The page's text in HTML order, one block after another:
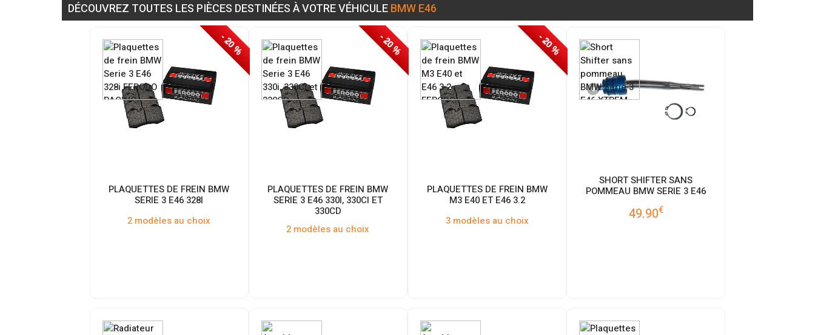
DÉCOUVREZ TOUTES LES PIÈCES DESTINÉES À VOTRE VÉHICULEBMW E46
- 20 %
PLAQUETTES DE FREIN BMW
SERIE 3 E46 328I
2 modèles au choix
- 20 %
PLAQUETTES DE FREIN BMW
SERIE 3 E46 330I, 330CI ET
330CD
2 modèles au choix
- 20 %
PLAQUETTES DE FREIN BMW
M3 E40 ET E46 3.2
3 modèles au choix
SHORT SHIFTER SANS
POMMEAU BMW SERIE 3 E46
49.90€